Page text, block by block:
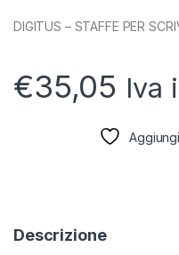
DIGITUS – STAFFE PER
€35,05 Iva
Descrizione